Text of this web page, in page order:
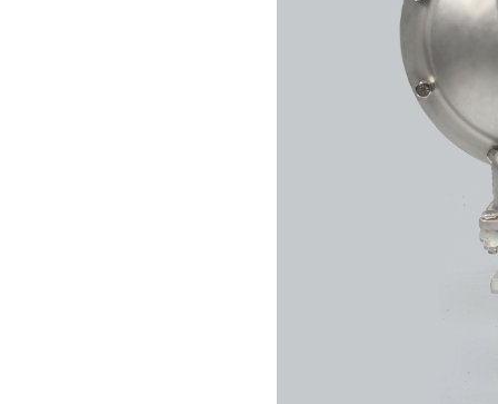
1、不需灌引水，自吸能力
2、通过性能好，直径在10